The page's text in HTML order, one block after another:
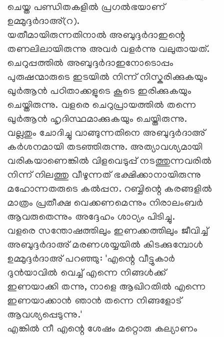
ചെയ്ത പണ്ഡിതകളിൽ പ്രഗൽഭയാണ്
ഉമ്മുദ്ദർദാഅ്(റ).
യതീമായിരുന്നതിനാൽ അബുദ്ദർദാഇന്റെ
തണലിലായിരുന്നു അവര്‍ വളർന്നു വലുതായത്.
ചെറുപ്പത്തില്‍ അബുദ്ദര്‍ദാഇനോടൊപ്പം
പുരുഷന്മാരുടെ ഇടയിൽ നിന്ന് നിസ്കരിക്കുകയും
ഖുർആൻ പഠിതാക്കളുടെ കൂടെ ഇരിക്കുകയും
ചെയ്തിരുന്നു. വളരെ ചെറുപ്രായത്തിൽ തന്നെ
ഖുർആൻ ഹൃദിസ്ഥമാക്കുകയും ചെയ്തിരുന്നു.
വല്ലതും ചോദിച്ചു വാങ്ങുന്നതിനെ അബുദ്ദർദാഅ്
കർശനമായി തടഞ്ഞിരുന്നു. അത്യാവശ്യമായി
വരികയാണെങ്കിൽ വിളവെടുപ്പ് നടത്തുന്നവരിൽ
നിന്ന് നിലത്തു വീഴുന്നത് ഭക്ഷിക്കാനായിരുന്നു
മഹോന്നതരുടെ കൽപ്പന. റബ്ബിന്റെ കരങ്ങളിൽ
മാത്രം പ്രതീക്ഷ വെക്കണമെന്നും നിരാലംബർ
ആവരുതെന്നും അദ്ദേഹം ശാഠ്യം പിടിച്ചു.
വളരെ സന്തോഷത്തിലും ഇണക്കത്തിലും ജീവിച്ച്
അബുദ്ദർദാഅ് മരണശയ്യയിൽ കിടക്കുമ്പോൾ
ഉമ്മുദ്ദർദാഅ് പറഞ്ഞു: 'എന്റെ വീട്ടുകാർ
ദുൻയാവിൽ വെച്ച് എന്നെ നിങ്ങൾക്ക്
ഇണയാക്കി തന്നു, നാളെ ആഖിറതിൽ എന്നെ
ഇണയാക്കാൻ ഞാൻ തന്നെ നിങ്ങളോട്
ആവശ്യപ്പെടുന്നു.'
എങ്കില്‍ നീ എന്റെ ശേഷം മറ്റൊരു കല്യാണം